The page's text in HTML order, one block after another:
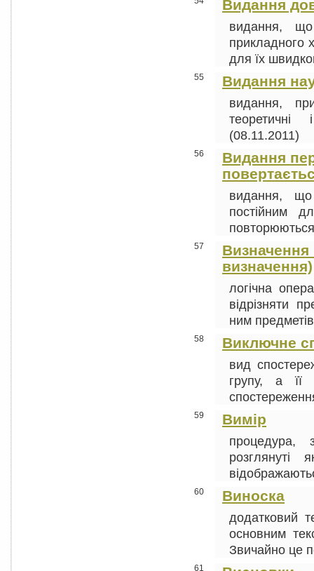
Видання
видання, що
прикладного
для їх
55 Видання
видання,
теоретичні
(08.11.2011)
56
Видання
видання, що
постійним
57
Визначення
визначення)
логічна
відрізняти
ним
58 Виключне
вид
групу, а
59 Вимір
процедура,
розглянуті
60 Виноска
додатковий
основним
Звичайно це
61